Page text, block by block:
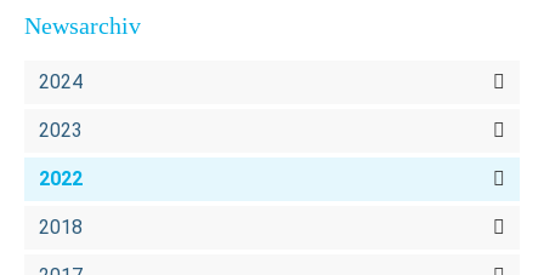
Newsarchiv
2024
2023
2022
2018